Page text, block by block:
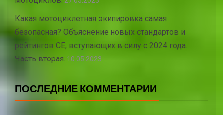
Какая мотоциклетная экипировка самая
безопасная? Объяснение новых стандартов и
рейтингов CE, вступающих в силу с 2024 года.
Часть вторая. 10.05.2023
ПОСЛЕДНИЕ КОММЕНТАРИИ